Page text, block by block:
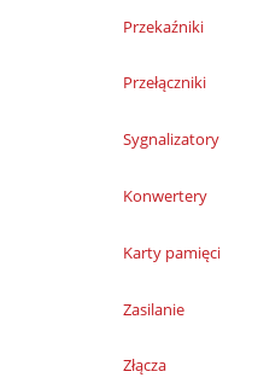
Przekaźniki
Przełączniki
Sygnalizatory
Konwertery
Karty pamięci
Zasilanie
Złącza